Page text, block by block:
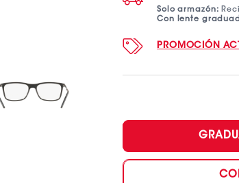
Solo armazón:
Con lente
PROMOCIÓN